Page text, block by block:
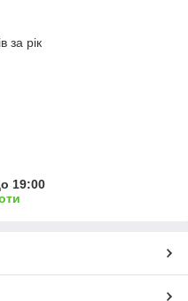
за рік
19:00